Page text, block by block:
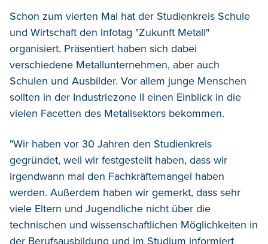
Schon zum vierten Mal hat der Studienkreis Schule
und Wirtschaft den Infotag "Zukunft Metall"
organisiert. Präsentiert haben sich dabei
verschiedene Metallunternehmen, aber auch
Schulen und Ausbilder. Vor allem junge Menschen
sollten in der Industriezone II einen Einblick in die
vielen Facetten des Metallsektors bekommen.
"Wir haben vor 30 Jahren den Studienkreis
gegründet, weil wir festgestellt haben, dass wir
irgendwann mal den Fachkräftemangel haben
werden. Außerdem haben wir gemerkt, dass sehr
viele Eltern und Jugendliche nicht über die
technischen und wissenschaftlichen Möglichkeiten in
der Berufsausbildung und im Studium informiert